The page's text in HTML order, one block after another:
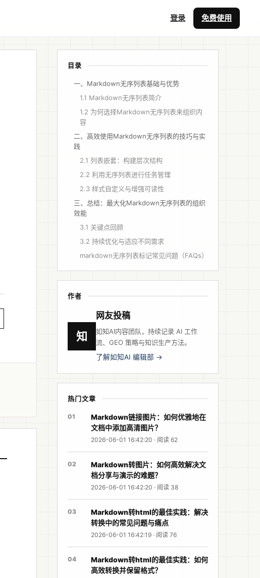
登录 免费使用
目录
一、Markdown无序列表基础与优势
1.1 Markdown无序列表简介
1.2 为何选择Markdown无序列表来组织内
容
二、高效使用Markdown无序列表的技巧与实
践
2.1 列表嵌套：构建层次结构
2.2 利用无序列表进行任务管理
2.3 样式自定义与增强可读性
三、总结：最大化Markdown无序列表的组织
效能
3.1 关键点回顾
3.2 持续优化与适应不同需求
markdown无序列表标记常见问题（FAQs）
作者
知
网友投稿
如知AI内容团队，持续记录 AI 工作
流、GEO 策略与知识生产方法。
了解如知AI 编辑部 →
热门文章
01
Markdown链接图片：如何优雅地在
文档中添加高清图片？
2026-06-01 16:42:20 · 阅读 62
02
Markdown转图片：如何高效解决文
档分享与演示的难题？
2026-06-01 16:42:20 · 阅读 38
03
Markdown转html的最佳实践：解决
转换中的常见问题与痛点
2026-06-01 16:42:19 · 阅读 76
04
Markdown转html的最佳实践：如何
高效转换并保留格式？